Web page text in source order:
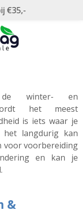
€35,-
winter- en
het meest
is iets waar je
langdurig kan
voor voorbereiding
en kan je
&